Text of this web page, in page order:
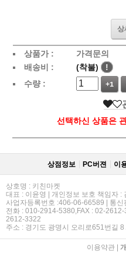
상
상품가 :
가격문의
배송비 :
(착불)
!
수량 :
+1
선택하신 상품은
상점정보 PC버젼 이
상호명 : 키친마켓
대표 : 이윤영 | 개인정보 보호 책임자 :
사업자등록번호 :406-06-66589 | 통
전화 : 010-2914-5380,FAX : 02-
2612-3322
주소 : 경기도 광명시 오리로651번길
이용약관|